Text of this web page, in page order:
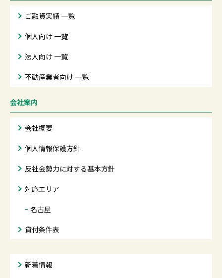
ご融資実績 一覧
個人向け 一覧
法人向け 一覧
不動産業者向け 一覧
会社案内
会社概要
個人情報保護方針
反社会勢力に対する基本方針
対応エリア
− 名古屋
貸付条件表
新着情報